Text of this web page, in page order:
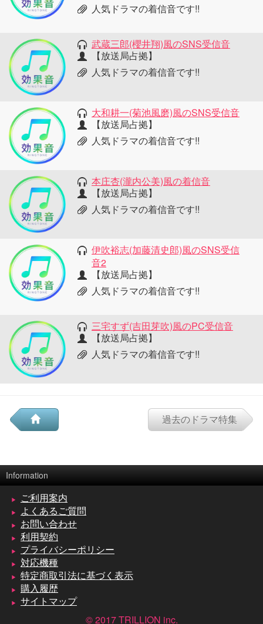
人気ドラマの着信音です!!
武蔵三郎(櫻井翔)風のSNS受信音
【放送局占拠】
人気ドラマの着信音です!!
大和耕一(菊池風磨)風のSNS受信音
【放送局占拠】
人気ドラマの着信音です!!
本庄杏(瀧内公美)風の着信音
【放送局占拠】
人気ドラマの着信音です!!
伊吹裕志(加藤清史郎)風のSNS受信
音2
【放送局占拠】
人気ドラマの着信音です!!
三宅すず(吉田芽吹)風のPC受信音
【放送局占拠】
人気ドラマの着信音です!!
過去のドラマ特集
Information
ご利用案内
よくあるご質問
お問い合わせ
利用契約
プライバシーポリシー
対応機種
特定商取引法に基づく表示
購入履歴
サイトマップ
© 2017 TRILLION inc.